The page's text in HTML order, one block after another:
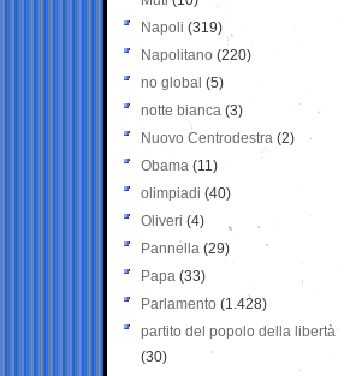
Napoli (319)
Napolitano (220)
no global (5)
notte bianca (3)
Nuovo Centrodestra (2)
Obama (11)
olimpiadi (40)
Oliveri (4)
Pannella (29)
Papa (33)
Parlamento (1.428)
partito del popolo della libertà
(30)